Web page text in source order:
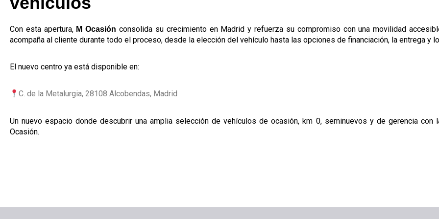
Con esta apertura, M Ocasión consolida su crecimiento en Madrid y refuerza su compromiso con una movilidad
acompaña al cliente durante todo el proceso, desde la elección del vehículo hasta las opciones de financiación, la entrega y
El nuevo centro ya está disponible en:
C. de la Metalurgia, 28108 Alcobendas, Madrid
Un nuevo espacio donde descubrir una amplia selección de vehículos de ocasión, km 0, seminuevos y de gerencia
Ocasión.